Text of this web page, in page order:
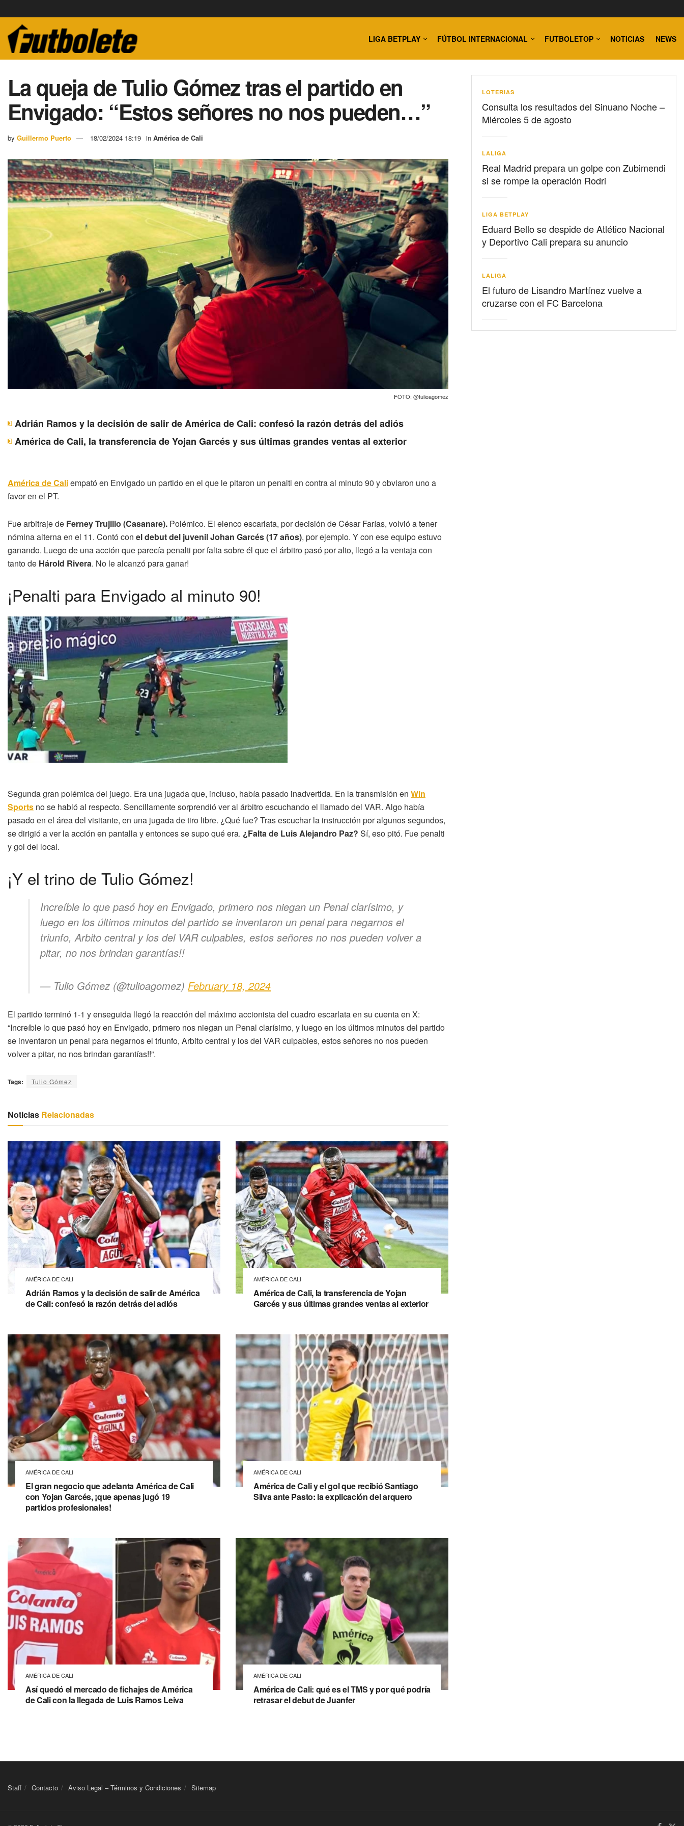
LIGA BETPLAY FÚTBOL INTERNACIONAL FUTBOLETOP NOTICIAS NEWS
La queja de Tulio Gómez tras el partido en
Envigado: “Estos señores no nos pueden…”
by Guillermo Puerto 18/02/2024 18:19 in América de Cali
FOTO: @tulioagomez
Adrián Ramos y la decisión de salir de América de Cali: confesó la razón detrás del adiós
América de Cali, la transferencia de Yojan Garcés y sus últimas grandes ventas al exterior
América de Caliempató en Envigado un partido en el que le pitaron un penalti en contra al minuto 90 y obviaron uno a
favor en el PT.
Fue arbitraje de Ferney Trujillo (Casanare). Polémico. El elenco escarlata, por decisión de César Farías, volvió a tener
nómina alterna en el 11. Contó con el debut del juvenil Johan Garcés (17 años), por ejemplo. Y con ese equipo estuvo
ganando. Luego de una acción que parecía penalti por falta sobre él que el árbitro pasó por alto, llegó a la ventaja con
tanto de Hárold Rivera. No le alcanzó para ganar!
¡Penalti para Envigado al minuto 90!
Segunda gran polémica del juego. Era una jugada que, incluso, había pasado inadvertida. En la transmisión en Win
Sports no se habló al respecto. Sencillamente sorprendió ver al árbitro escuchando el llamado del VAR. Algo había
pasado en el área del visitante, en una jugada de tiro libre. ¿Qué fue? Tras escuchar la instrucción por algunos segundos,
se dirigió a ver la acción en pantalla y entonces se supo qué era. ¿Falta de Luis Alejandro Paz? Sí, eso pitó. Fue penalti
y gol del local.
¡Y el trino de Tulio Gómez!
Increíble lo que pasó hoy en Envigado, primero nos niegan un Penal clarísimo, y
luego en los últimos minutos del partido se inventaron un penal para negarnos el
triunfo, Arbito central y los del VAR culpables, estos señores no nos pueden volver a
pitar, no nos brindan garantías!!
— Tulio Gómez (@tulioagomez) February 18, 2024
El partido terminó 1-1 y enseguida llegó la reacción del máximo accionista del cuadro escarlata en su cuenta en X:
“Increíble lo que pasó hoy en Envigado, primero nos niegan un Penal clarísimo, y luego en los últimos minutos del partido
se inventaron un penal para negarnos el triunfo, Arbito central y los del VAR culpables, estos señores no nos pueden
volver a pitar, no nos brindan garantías!!”.
Tags: Tulio Gómez
Noticias Relacionadas
AMÉRICA DE CALI
Adrián Ramos y la decisión de salir de América
de Cali: confesó la razón detrás del adiós
AMÉRICA DE CALI
América de Cali, la transferencia de Yojan
Garcés y sus últimas grandes ventas al exterior
AMÉRICA DE CALI
El gran negocio que adelanta América de Cali
con Yojan Garcés, ¡que apenas jugó 19
partidos profesionales!
AMÉRICA DE CALI
América de Cali y el gol que recibió Santiago
Silva ante Pasto: la explicación del arquero
AMÉRICA DE CALI
Así quedó el mercado de fichajes de América
de Cali con la llegada de Luis Ramos Leiva
AMÉRICA DE CALI
América de Cali: qué es el TMS y por qué podría
retrasar el debut de Juanfer
LOTERIAS
Consulta los resultados del Sinuano Noche –
Miércoles 5 de agosto
LALIGA
Real Madrid prepara un golpe con Zubimendi
si se rompe la operación Rodri
LIGA BETPLAY
Eduard Bello se despide de Atlético Nacional
y Deportivo Cali prepara su anuncio
LALIGA
El futuro de Lisandro Martínez vuelve a
cruzarse con el FC Barcelona
Staff Contacto Aviso Legal – Términos y Condiciones Sitemap